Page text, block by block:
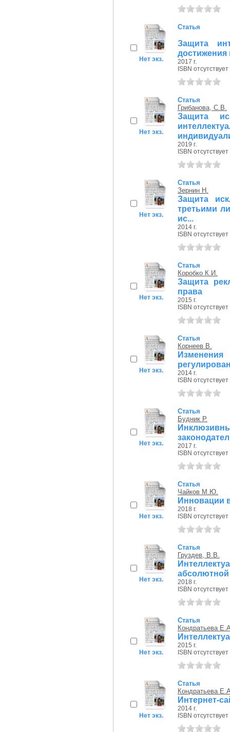
Нет экз.
Статья
Защита
2017 г.
ISBN отсутствует
Нет экз.
Статья
Грибанова, С.В.
Защита
2019 г.
ISBN отсутствует
Нет экз.
Статья
Зернин Н.
Защита
третьими
ис...
2014 г.
ISBN отсутствует
Нет экз.
Статья
Коробко К.И.
Защита
права
2015 г.
ISBN отсутствует
Нет экз.
Статья
Корнеев В.
2014 г.
ISBN отсутствует
Нет экз.
Статья
Будник Р.
2017 г.
ISBN отсутствует
Нет экз.
Статья
Чайков М.Ю.
Инновации
2018 г.
ISBN отсутствует
Нет экз.
Статья
Груздев, В.В.
2018 г.
ISBN отсутствует
Нет экз.
Статья
Кондратьева
2015 г.
ISBN отсутствует
Нет экз.
Статья
Кондратьева
Интернет-
2014 г.
ISBN отсутствует